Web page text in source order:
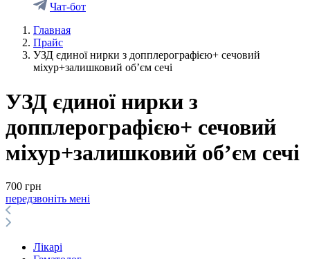
Чат-бот
Главная
Прайс
УЗД єдиної нирки з допплерографiєю+ сечовий
міхур+залишковий об’єм сечi
УЗД єдиної нирки з
допплерографiєю+ сечовий
міхур+залишковий об’єм сечi
700 грн
передзвоніть мені
Лікарі